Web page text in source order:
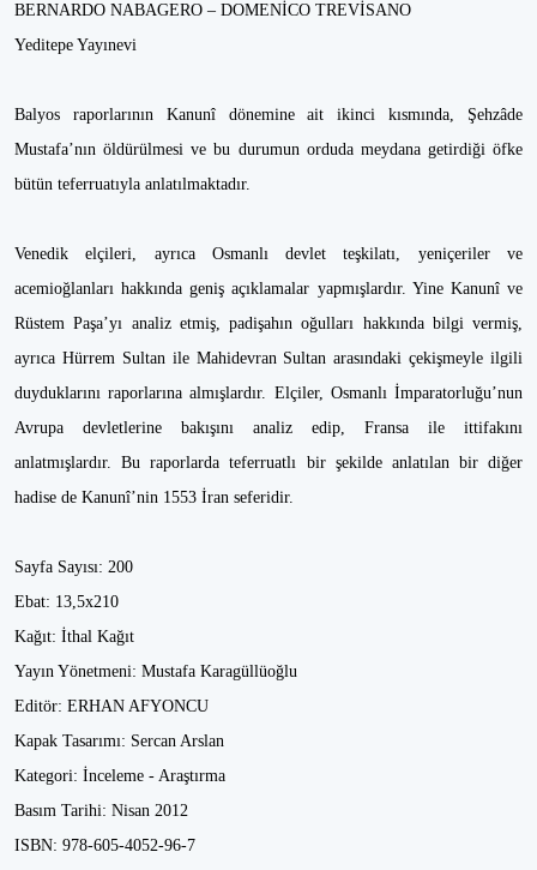
BERNARDO NABAGERO – DOMENİCO TREVİSANO
Yeditepe Yayınevi
Balyos raporlarının Kanunî dönemine ait ikinci kısmında, Şehzâde
Mustafa’nın öldürülmesi ve bu durumun orduda meydana getirdiği öfke
bütün teferruatıyla anlatılmaktadır.
Venedik elçileri, ayrıca Osmanlı devlet teşkilatı, yeniçeriler ve
acemioğlanları hakkında geniş açıklamalar yapmışlardır. Yine Kanunî ve
Rüstem Paşa’yı analiz etmiş, padişahın oğulları hakkında bilgi vermiş,
ayrıca Hürrem Sultan ile Mahidevran Sultan arasındaki çekişmeyle ilgili
duyduklarını raporlarına almışlardır. Elçiler, Osmanlı İmparatorluğu’nun
Avrupa devletlerine bakışını analiz edip, Fransa ile ittifakını
anlatmışlardır. Bu raporlarda teferruatlı bir şekilde anlatılan bir diğer
hadise de Kanunî’nin 1553 İran seferidir.
Sayfa Sayısı: 200
Ebat: 13,5x210
Kağıt: İthal Kağıt
Yayın Yönetmeni: Mustafa Karagüllüoğlu
Editör: ERHAN AFYONCU
Kapak Tasarımı: Sercan Arslan
Kategori: İnceleme - Araştırma
Basım Tarihi: Nisan 2012
ISBN: 978-605-4052-96-7